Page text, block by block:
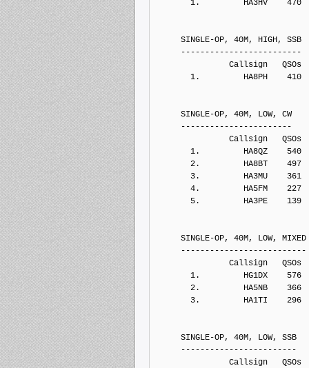
1.         HA3HV    470
SINGLE-OP, 40M, HIGH, SSB
-------------------------
Callsign   QSOs  Points
1.         HA8PH    410
SINGLE-OP, 40M, LOW, CW
-----------------------
Callsign   QSOs  Points
1.         HA8QZ    540
2.         HA8BT    497
3.         HA3MU    361
4.         HA5FM    227
5.         HA3PE    139
SINGLE-OP, 40M, LOW, MIXED
--------------------------
Callsign   QSOs  Points
1.         HG1DX    576
2.         HA5NB    366
3.         HA1TI    296
SINGLE-OP, 40M, LOW, SSB
------------------------
Callsign   QSOs  Points